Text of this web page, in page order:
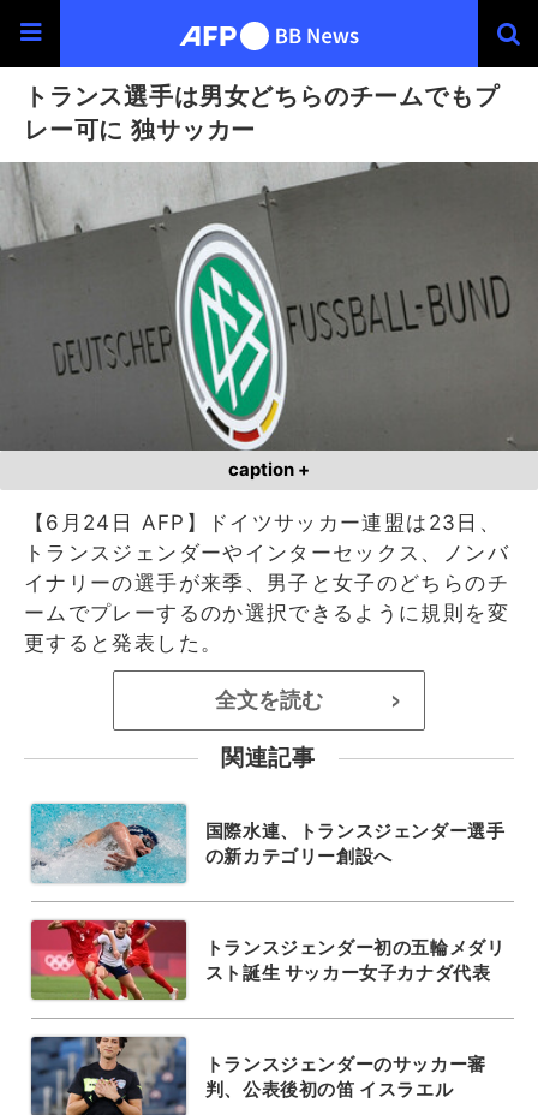
トランス選手は男女どちらのチームでもプ
レー可に 独サッカー
caption +
【6月24日 AFP】ドイツサッカー連盟は23日、
トランスジェンダーやインターセックス、ノンバ
イナリーの選手が来季、男子と女子のどちらのチ
ームでプレーするのか選択できるように規則を変
更すると発表した。
全文を読む >
関連記事
国際水連、トランスジェンダー選手
の新カテゴリー創設へ
トランスジェンダー初の五輪メダリ
スト誕生 サッカー女子カナダ代表
トランスジェンダーのサッカー審
判、公表後初の笛 イスラエル